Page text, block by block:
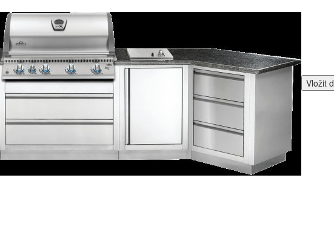
Vložit
PODOBNÉ PRODUKTY